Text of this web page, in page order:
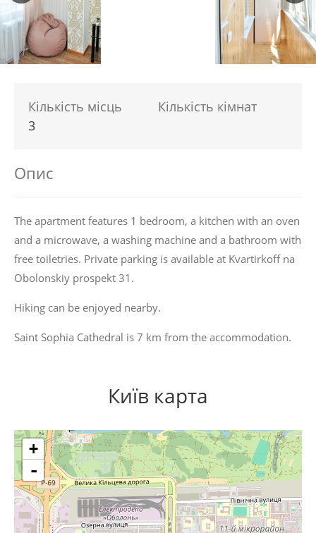
Кількість місць
3
Кількість кімнат
Опис
The apartment features 1 bedroom, a kitchen with an oven
and a microwave, a washing machine and a bathroom with
free toiletries. Private parking is available at Kvartirkoff na
Obolonskiy prospekt 31.
Hiking can be enjoyed nearby.
Saint Sophia Cathedral is 7 km from the accommodation.
Київ карта
+
-